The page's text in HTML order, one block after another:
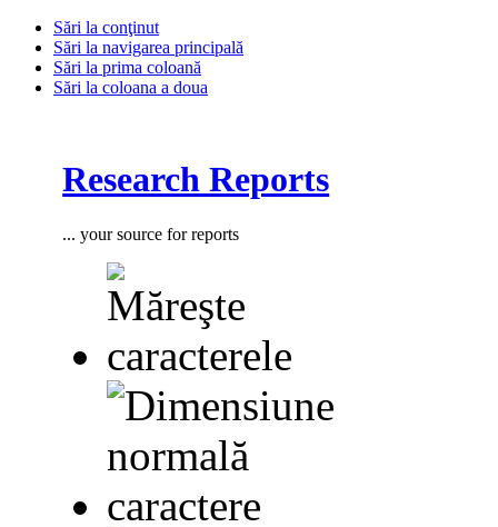
Sări la conţinut
Sări la navigarea principală
Sări la prima coloană
Sări la coloana a doua
Research Reports
... your source for reports